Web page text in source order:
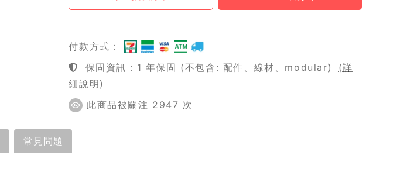
付款方式：
保固資訊：1 年保固 (不包含: 配件、線材、modular)
(詳
細說明)
此商品被關注 2947 次
常見問題